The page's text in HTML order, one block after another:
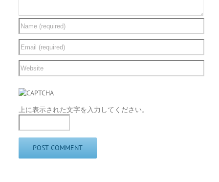
上に表示された文字を入力してください。